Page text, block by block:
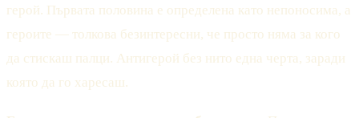
герой. Първата половина е определена като непоносима, а
героите — толкова безинтересни, че просто няма за кого
да стискаш палци. Антигерой без нито една черта, заради
която да го харесаш.